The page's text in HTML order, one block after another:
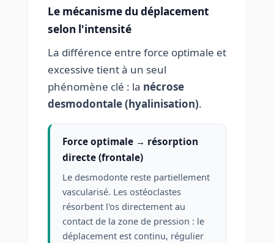
Le mécanisme du déplacement
selon l'intensité
La différence entre force optimale et
excessive tient à un seul
phénomène clé : la nécrose
desmodontale (hyalinisation).
Force optimale → résorption
directe (frontale)
Le desmodonte reste partiellement
vascularisé. Les ostéoclastes
résorbent l'os directement au
contact de la zone de pression : le
déplacement est continu, régulier